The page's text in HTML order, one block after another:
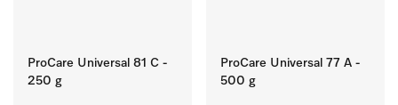
ProCare Universal 81 C -
250 g
ProCare Universal 77 A -
500 g